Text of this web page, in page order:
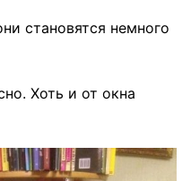
становятся немного
Хоть и от окна